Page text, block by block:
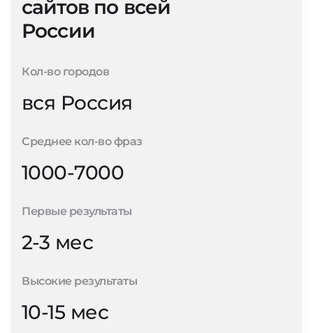
сайтов по всей
России
Кол-во городов
вся Россия
Среднее кол-во фраз
1000-7000
Первые результаты
2-3 мес
Высокие результаты
10-15 мес